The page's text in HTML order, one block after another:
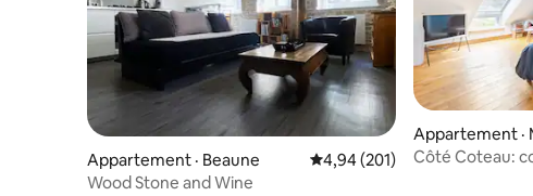
Appartement · Beaune Note moyenne de 4,94 sur
4,94 (201)
Wood Stone and Wine
Appartement ·
Côté Coteau: